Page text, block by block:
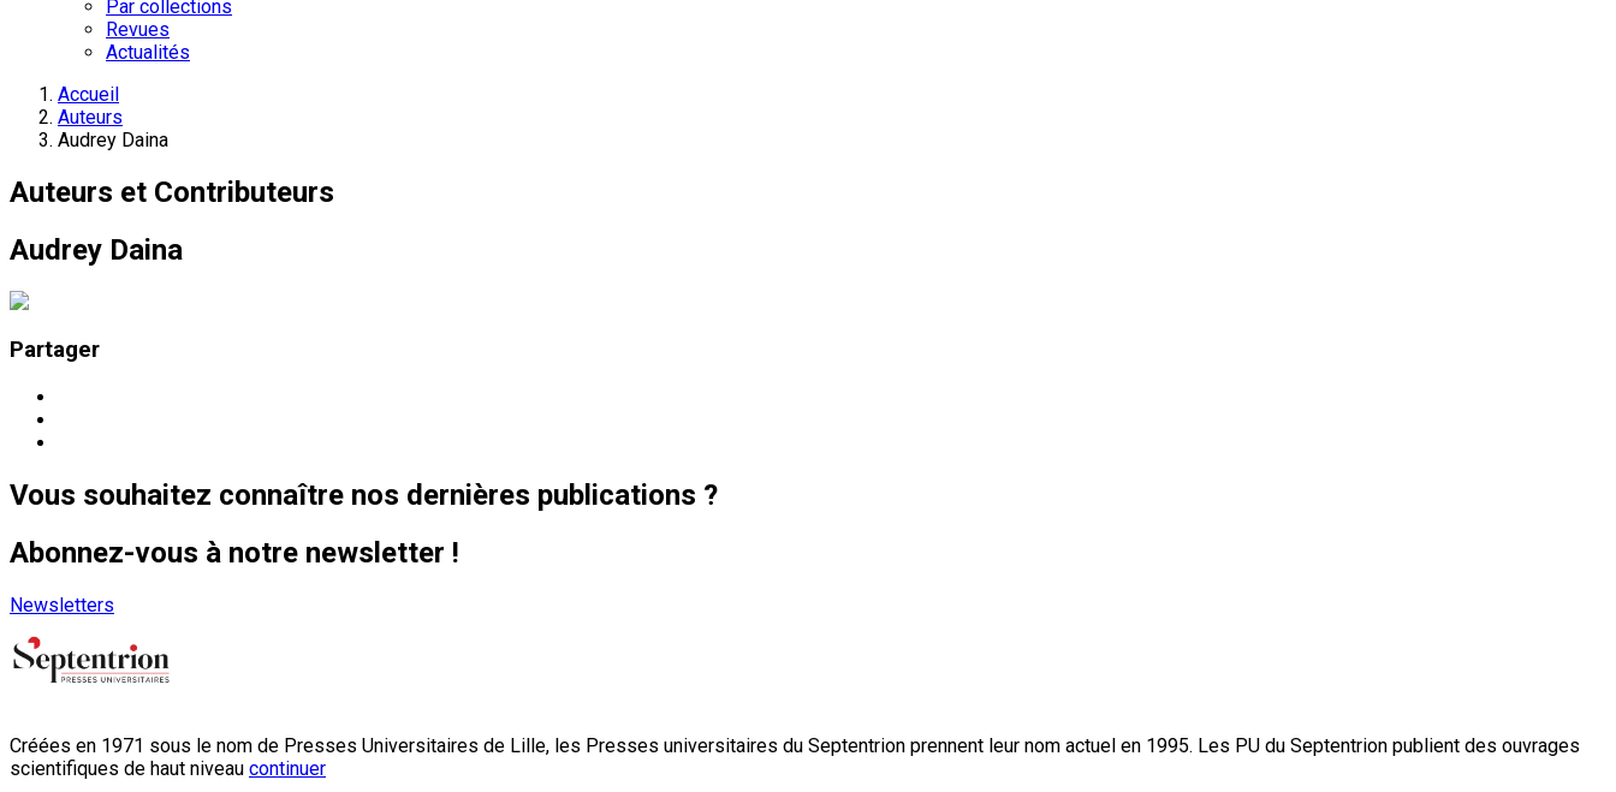
Par collections
Revues
Actualités
Accueil
Auteurs
Audrey Daina
Auteurs et Contributeurs
Audrey Daina
Partager
Vous souhaitez connaître nos dernières publications ?
Abonnez-vous à notre newsletter !
Newsletters
Créées en 1971 sous le nom de Presses Universitaires de Lille, les Presses universitaires du Septentrion prennent leur nom actuel en 1995. Les PU du Septentrion publient des ouvrages
scientifiques de haut niveau continuer